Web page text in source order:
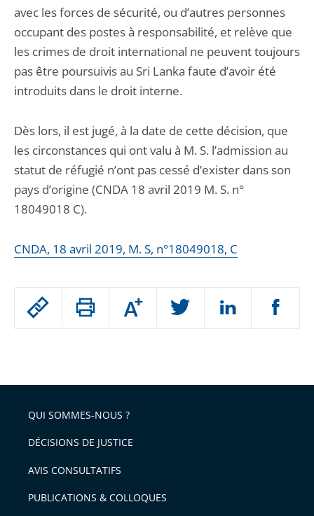
Passer
arriver
après
Augmenter
ou
l'article
pour
avant
avec les forces de sécurité, ou d’autres personnes
occupant des postes à responsabilité, et relève que
les crimes de droit international ne peuvent toujours
pas être poursuivis au Sri Lanka faute d’avoir été
introduits dans le droit interne.
Dès lors, il est jugé, à la date de cette décision, que
les circonstances qui ont valu à M. S. l’admission au
statut de réfugié n’ont pas cessé d’exister dans son
pays d’origine (CNDA 18 avril 2019 M. S. n°
18049018 C).
CNDA, 18 avril 2019, M. S, n°18049018, C
QUI SOMMES-NOUS ?
DÉCISIONS DE JUSTICE
AVIS CONSULTATIFS
PUBLICATIONS & COLLOQUES